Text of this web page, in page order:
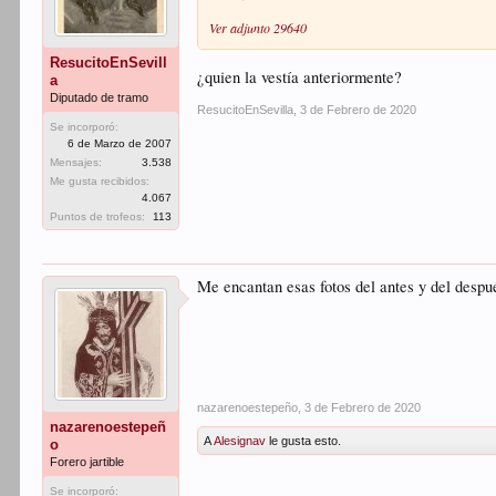
ResucitoEnSevill
a
Diputado de tramo
Se incorporó:
6 de Marzo de 2007
Mensajes:
3.538
Me gusta recibidos:
4.067
Puntos de trofeos:
113
Ver adjunto 29640
¿quien la vestía anteriormente?
ResucitoEnSevilla 3 de Febrero de 2020
nazarenoestepeñ
o
Forero jartible
Se incorporó:
Me encantan esas fotos del antes y del
nazarenoestepeño 3 de Febrero de 2020
AAlesignav le gusta esto.